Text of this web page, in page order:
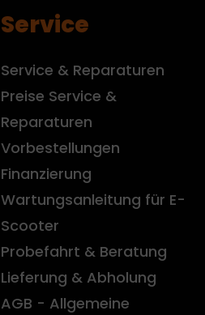
Service
Service & Reparaturen
Preise Service &
Reparaturen
Vorbestellungen
Finanzierung
Wartungsanleitung für E-
Scooter
Probefahrt & Beratung
Lieferung & Abholung
AGB - Allgemeine